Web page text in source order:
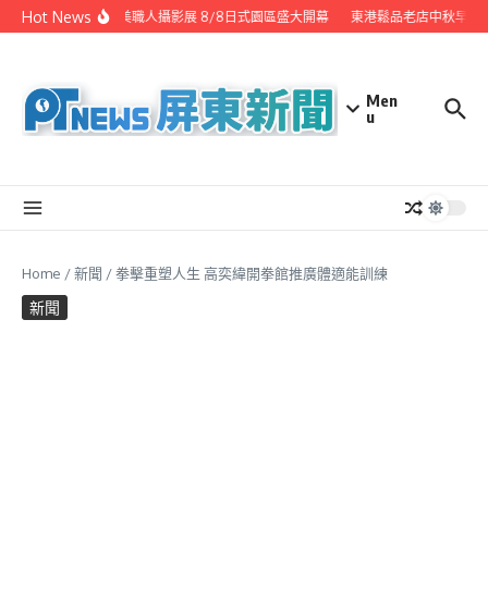
Skip to content
Hot News潮州之美職人攝影展 8/8日式園區盛大開幕 東港鬆品老店中秋早鳥
Men
u
Home /新聞 /拳擊重塑人生 高奕緯開拳館推廣體適能訓練
新聞